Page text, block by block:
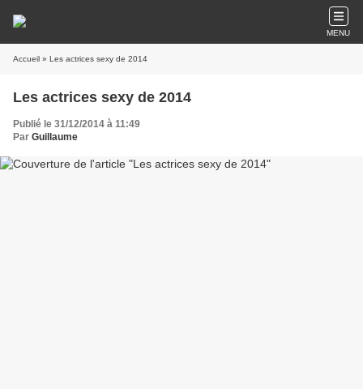
MENU
Accueil » Les actrices sexy de 2014
Les actrices sexy de 2014
Publié le 31/12/2014 à 11:49
Par Guillaume